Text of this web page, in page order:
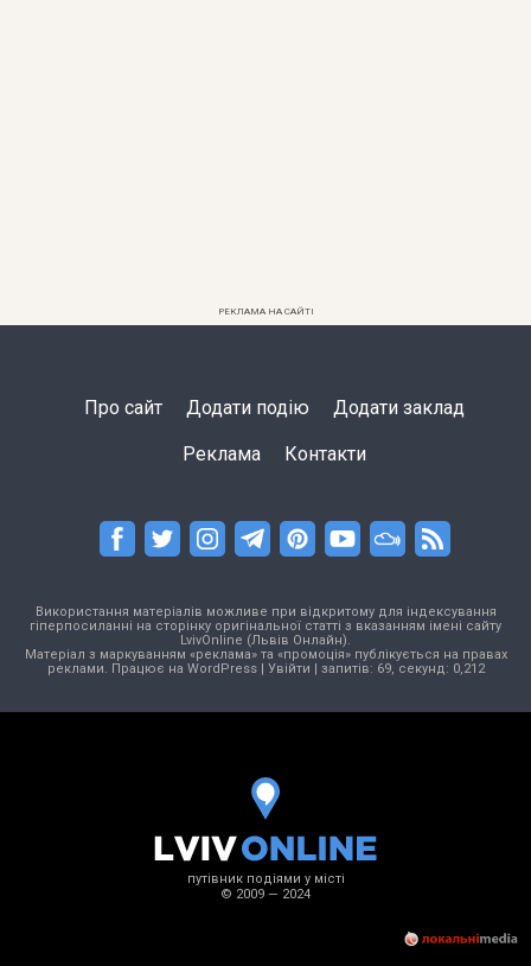
РЕКЛАМА НА САЙТІ
Про сайт Додати подію Додати заклад
Реклама Контакти
Використання матеріалів можливе при відкритому для індексування
гіперпосиланні на сторінку оригінальної статті з вказанням імені сайту
LvivOnline (Львів Онлайн).
Матеріал з маркуванням «реклама» та «промоція» публікується на правах
реклами. Працює на WordPress| Увійти | запитів: 69, секунд: 0,212
путівник подіями у місті
© 2009 — 2024